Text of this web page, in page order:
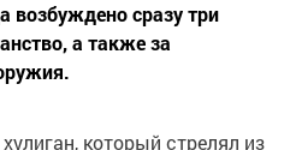
возбуждено сразу три
а также за
который стрелял из